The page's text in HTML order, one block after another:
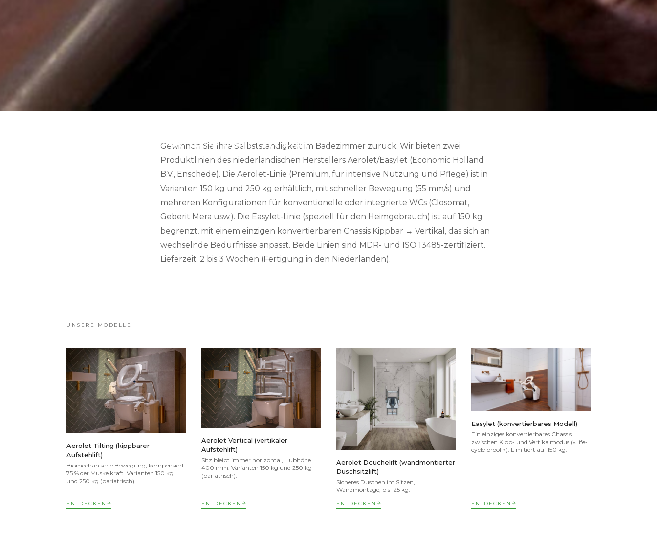
Toilettenlifter & Duschlifter
Gewinnen Sie Ihre Selbstständigkeit im Badezimmer zurück. Wir bieten zwei
Produktlinien des niederländischen Herstellers Aerolet/Easylet (Economic Holland
B.V., Enschede). Die Aerolet-Linie (Premium, für intensive Nutzung und Pflege) ist in
Varianten 150 kg und 250 kg erhältlich, mit schneller Bewegung (55 mm/s) und
mehreren Konfigurationen für konventionelle oder integrierte WCs (Closomat,
Geberit Mera usw.). Die Easylet-Linie (speziell für den Heimgebrauch) ist auf 150 kg
begrenzt, mit einem einzigen konvertierbaren Chassis Kippbar ↔ Vertikal, das sich an
wechselnde Bedürfnisse anpasst. Beide Linien sind MDR- und ISO 13485-zertifiziert.
Lieferzeit: 2 bis 3 Wochen (Fertigung in den Niederlanden).
UNSERE MODELLE
Aerolet Tilting (kippbarer
Aufstehlift)
Biomechanische Bewegung, kompensiert
75 % der Muskelkraft. Varianten 150 kg
und 250 kg (bariatrisch).
ENTDECKEN
Aerolet Vertical (vertikaler
Aufstehlift)
Sitz bleibt immer horizontal, Hubhöhe
400 mm. Varianten 150 kg und 250 kg
(bariatrisch).
ENTDECKEN
Aerolet Douchelift (wandmontierter
Duschsitzlift)
Sicheres Duschen im Sitzen,
Wandmontage, bis 125 kg.
ENTDECKEN
Easylet (konvertierbares Modell)
Ein einziges konvertierbares Chassis
zwischen Kipp- und Vertikalmodus (« life-
cycle proof »). Limitiert auf 150 kg.
ENTDECKEN